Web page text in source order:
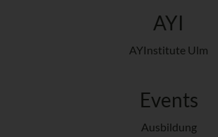
AYI
AYInstitute Ulm
Events
Ausbildung